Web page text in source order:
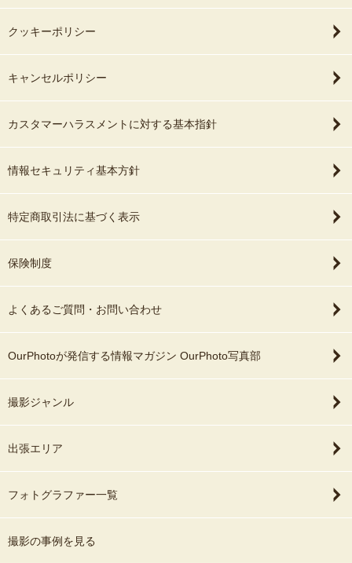
クッキーポリシー
キャンセルポリシー
カスタマーハラスメントに対する基本指針
情報セキュリティ基本方針
特定商取引法に基づく表示
保険制度
よくあるご質問・お問い合わせ
OurPhotoが発信する情報マガジン OurPhoto写真部
撮影ジャンル
出張エリア
フォトグラファー一覧
撮影の事例を見る